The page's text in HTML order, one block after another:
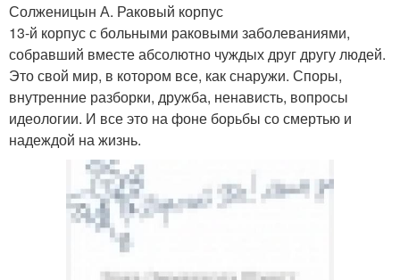
Солженицын А. Раковый корпус
13-й корпус с больными раковыми заболеваниями,
собравший вместе абсолютно чуждых друг другу людей.
Это свой мир, в котором все, как снаружи. Споры,
внутренние разборки, дружба, ненависть, вопросы
идеологии. И все это на фоне борьбы со смертью и
надеждой на жизнь.